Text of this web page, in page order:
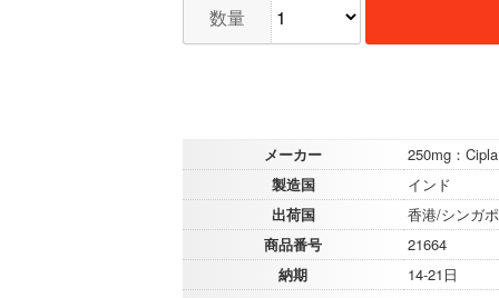
数量
メーカー
250mg：
製造国
インド
出荷国
香港/シンガ
商品番号
21664
納期
14-21日